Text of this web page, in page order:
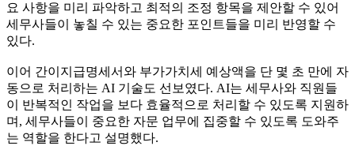
요 사항을 미리 파악하고 최적의 조정 항목을 제안할 수 있어
세무사들이 놓칠 수 있는 중요한 포인트들을 미리 반영할 수
있다.
이어 간이지급명세서와 부가가치세 예상액을 단 몇 초 만에 자
동으로 처리하는 AI 기술도 선보였다. AI는 세무사와 직원들
이 반복적인 작업을 보다 효율적으로 처리할 수 있도록 지원하
며, 세무사들이 중요한 자문 업무에 집중할 수 있도록 도와주
는 역할을 한다고 설명했다.